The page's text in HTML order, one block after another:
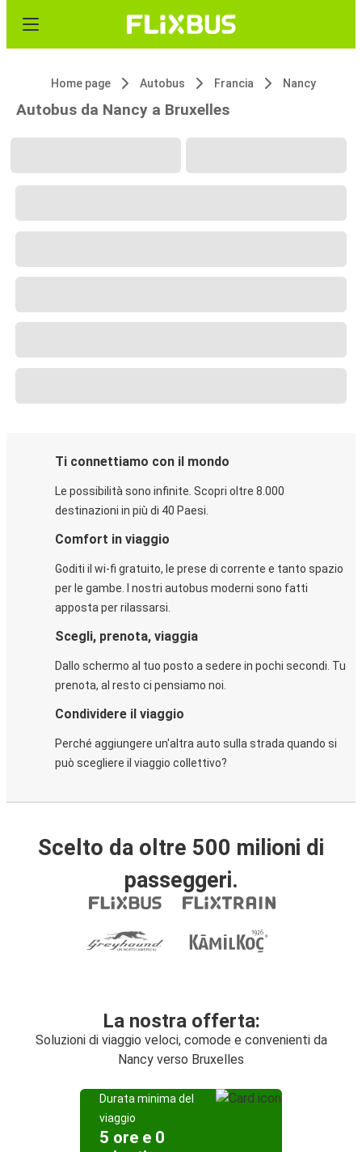
Home page Autobus Francia Nancy
Autobus da Nancy a Bruxelles
Ti connettiamo con il mondo
Le possibilità sono infinite. Scopri oltre 8.000
destinazioni in più di 40 Paesi.
Comfort in viaggio
Goditi il wi-fi gratuito, le prese di corrente e tanto spazio
per le gambe. I nostri autobus moderni sono fatti
apposta per rilassarsi.
Scegli, prenota, viaggia
Dallo schermo al tuo posto a sedere in pochi secondi. Tu
prenota, al resto ci pensiamo noi.
Condividere il viaggio
Perché aggiungere un'altra auto sulla strada quando si
può scegliere il viaggio collettivo?
Scelto da oltre 500 milioni di
passeggeri.
La nostra offerta:
Soluzioni di viaggio veloci, comode e convenienti da
Nancy verso Bruxelles
Durata minima del
viaggio
5 ore e 0